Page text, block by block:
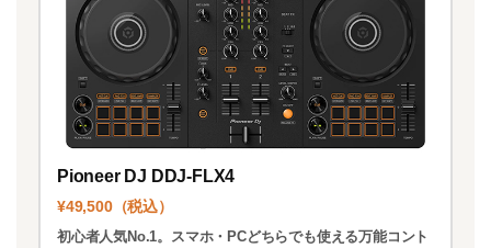
Pioneer DJ DDJ-FLX4
¥49,500（税込）
初心者人気No.1。スマホ・PCどちらでも使える万能コント